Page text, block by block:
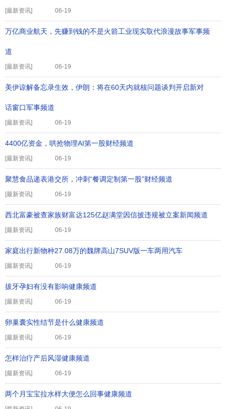
[最新资讯] 06-19
[最新资讯]
万亿商业航天，先赚到钱的不是火箭工业现实取代浪漫故事军事频
道
06-19
[最新资讯]
美伊谅解备忘录生效，伊朗：将在60天内就核问题谈判开启新对
话窗口军事频道
06-19
[最新资讯]
4400亿资金，哄抢物理AI第一股财经频道
06-19
[最新资讯]
聚慧食品递表港交所，冲刺“餐调定制第一股”财经频道
06-19
[最新资讯]
西北富豪被查家族财富达125亿赵满堂因信披违规被立案新闻频道
06-19
[最新资讯]
家庭出行新物种27.08万的魏牌高山7SUV版一车两用汽车
06-19
[最新资讯]
拔牙孕妇有没有影响健康频道
06-19
[最新资讯]
卵巢囊实性结节是什么健康频道
06-19
[最新资讯]
怎样治疗产后风湿健康频道
06-19
两个月宝宝拉水样大便怎么回事健康频道